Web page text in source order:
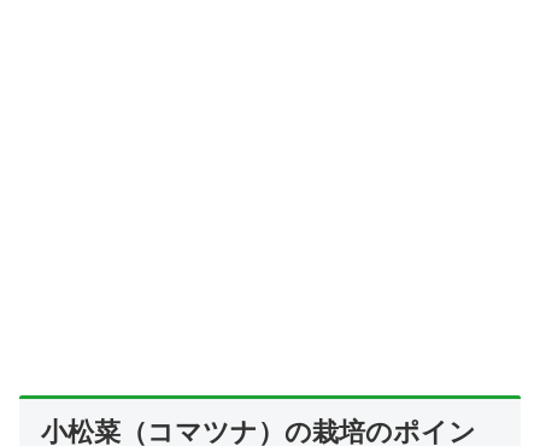
小松菜（コマツナ）の栽培のポイン